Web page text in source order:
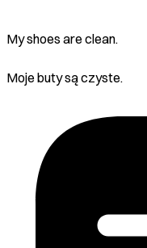
My shoes are clean.
Moje buty są czyste.